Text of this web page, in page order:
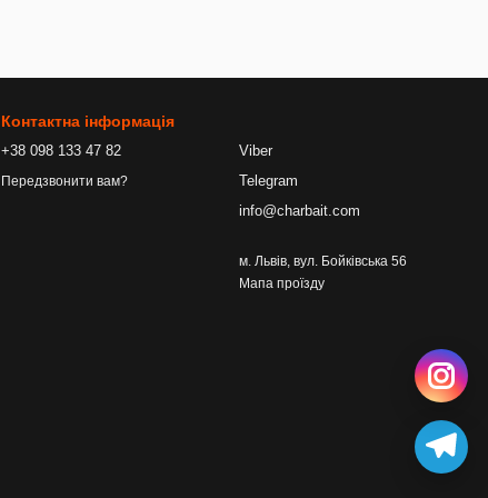
Контактна інформація
+38 098 133 47 82
Передзвонити вам?
Viber
Telegram
info@charbait.com
м. Львів, вул. Бойківська 56
Мапа проїзду